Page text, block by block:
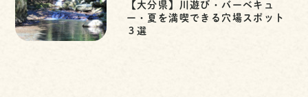
【大分県】川遊び・バーベキュ
ー・夏を満喫できる穴場スポット
３選